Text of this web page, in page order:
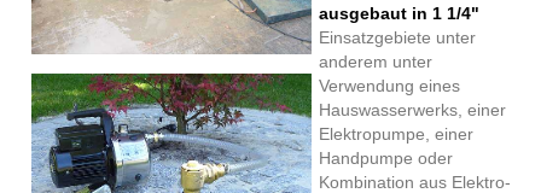
ausgebaut in 1 1/4"
Einsatzgebiete unter
anderem unter
Verwendung eines
Hauswasserwerks, einer
Elektropumpe, einer
Handpumpe oder
Kombination aus Elektro-